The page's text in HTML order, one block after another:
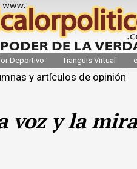
Deportivo Tianguis Virtual
y artículos de opinión
voz y la